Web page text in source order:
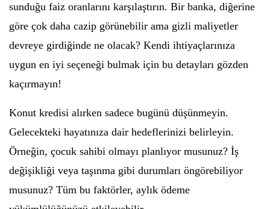
sunduğu faiz oranlarını karşılaştırın. Bir banka, diğerine
göre çok daha cazip görünebilir ama gizli maliyetler
devreye girdiğinde ne olacak? Kendi ihtiyaçlarınıza
uygun en iyi seçeneği bulmak için bu detayları gözden
kaçırmayın!
Konut kredisi alırken sadece bugünü düşünmeyin.
Gelecekteki hayatınıza dair hedeflerinizi belirleyin.
Örneğin, çocuk sahibi olmayı planlıyor musunuz? İş
değişikliği veya taşınma gibi durumları öngörebiliyor
musunuz? Tüm bu faktörler, aylık ödeme